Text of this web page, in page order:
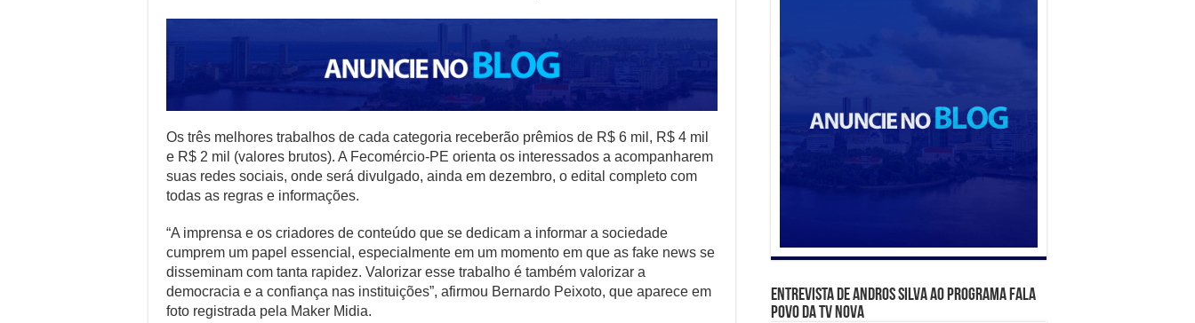
Os três melhores trabalhos de cada categoria receberão prêmios de R$ 6 mil, R$ 4 mil
e R$ 2 mil (valores brutos). A Fecomércio-PE orienta os interessados a acompanharem
suas redes sociais, onde será divulgado, ainda em dezembro, o edital completo com
todas as regras e informações.
“A imprensa e os criadores de conteúdo que se dedicam a informar a sociedade
cumprem um papel essencial, especialmente em um momento em que as fake news se
disseminam com tanta rapidez. Valorizar esse trabalho é também valorizar a
democracia e a confiança nas instituições”, afirmou Bernardo Peixoto, que aparece em
foto registrada pela Maker Midia.
Entrevista de Andros Silva ao programa Fala
Povo da TV Nova